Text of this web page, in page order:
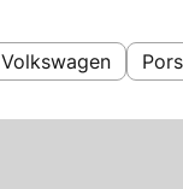
Volkswagen